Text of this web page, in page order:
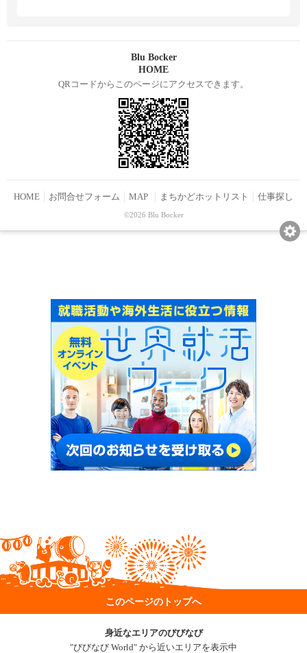
Blu Bocker
HOME
QRコードからこのページにアクセスできます。
HOME お問合せフォーム MAP まちかどホットリスト 仕事探し
©2026 Blu Bocker
このページのトップへ
身近なエリアのびびなび
"びびなび World" から近いエリアを表示中